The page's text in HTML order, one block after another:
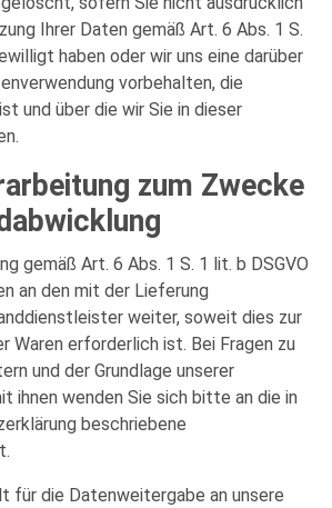
Ihrer Daten gemäß Art. 6 Abs. 1 S.
haben oder wir uns eine darüber
vorbehalten, die
und über die wir Sie in dieser
zum Zwecke
gemäß Art. 6 Abs. 1 S. 1 lit. b DSGVO
an den mit der Lieferung
weiter, soweit dies zur
Waren erforderlich ist. Bei Fragen zu
und der Grundlage unserer
ihnen wenden Sie sich bitte an die in
beschriebene
für die Datenweitergabe an unsere